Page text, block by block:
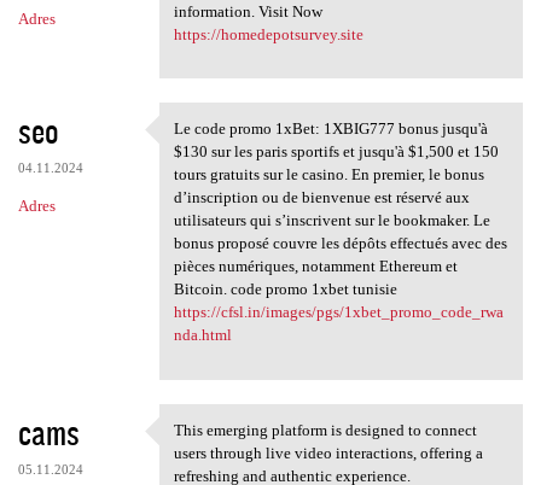
Adres
information. Visit Now
https://homedepotsurvey.site
seo
04.11.2024
Adres
Le code promo 1xBet: 1XBIG777
Le code promo 1xBet: 1XBIG777 bonus jusqu'à
$130 sur les paris sportifs et jusqu'à $1,500 et 150
tours gratuits sur le casino. En premier, le bonus
d’inscription ou de bienvenue est réservé aux
utilisateurs qui s’inscrivent sur le bookmaker. Le
bonus proposé couvre les dépôts effectués avec des
pièces numériques, notamment Ethereum et
Bitcoin. code promo 1xbet tunisie
https://cfsl.in/images/pgs/1xbet_promo_code_rwa
nda.html
cams
05.11.2024
This emerging platform is
This emerging platform is designed to connect
users through live video interactions, offering a
refreshing and authentic experience.